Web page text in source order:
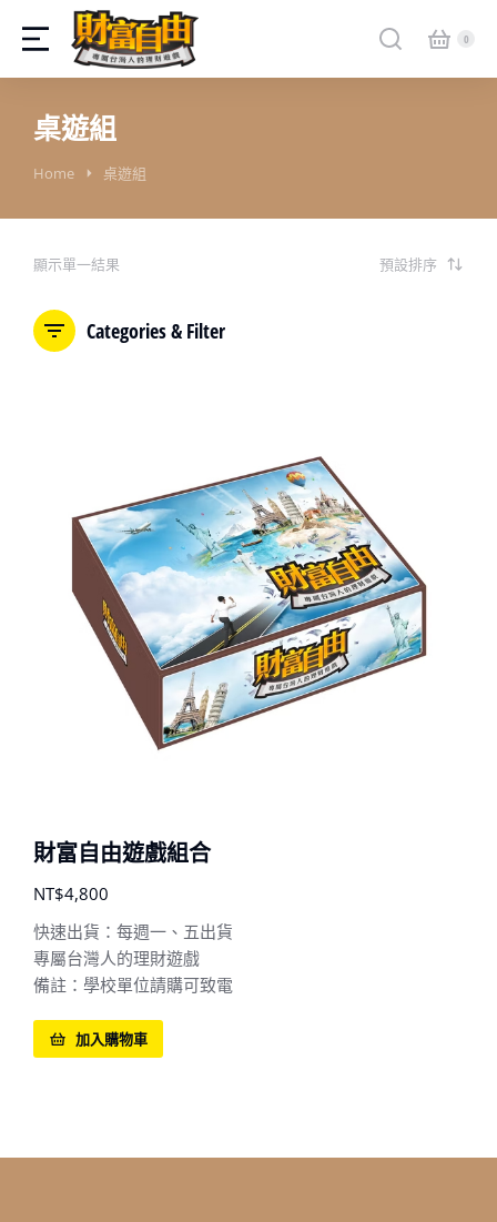
桌遊組
You are here:
Home 桌遊組
顯示單一結果
Categories & Filter
財富自由遊戲組合
NT$4,800
快速出貨：每週一、五出貨
專屬台灣人的理財遊戲
備註：學校單位請購可致電
加入購物車